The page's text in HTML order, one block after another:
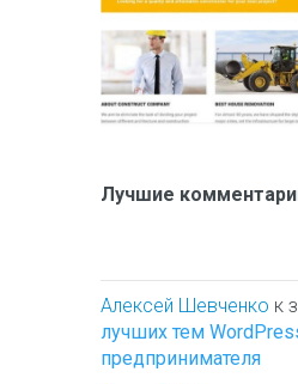
Лучшие
Алексей Шевченко к
лучших тем
предпринимателя